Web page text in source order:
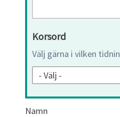
Korsord
Välj gärna i vilken
Namn